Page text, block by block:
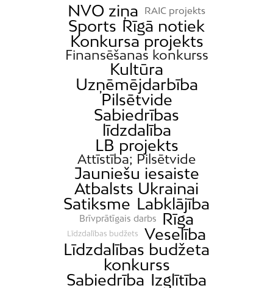
NVO ziņa RAIC projekts
Sports Rīgā notiek
Konkursa projekts
Finansēšanas konkurss
Kultūra
Uzņēmējdarbība
Pilsētvide
Sabiedrības
līdzdalība
LB projekts
Attīstība; Pilsētvide
Jauniešu iesaiste
Atbalsts Ukrainai
Satiksme Labklājība
Brīvprātīgais darbs Rīga
Līdzdalības budžets
Veselība
Līdzdalības budžeta
konkurss
Sabiedrība Izglītība